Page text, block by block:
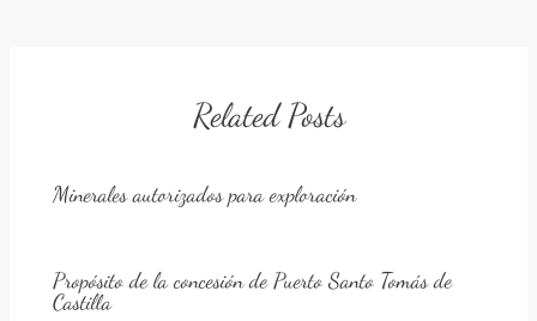
Related Posts
Minerales autorizados para exploración
Propósito de la concesión de Puerto Santo Tomás de
Castilla